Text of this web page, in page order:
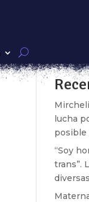
lucha
posible
“Soy
trans”.